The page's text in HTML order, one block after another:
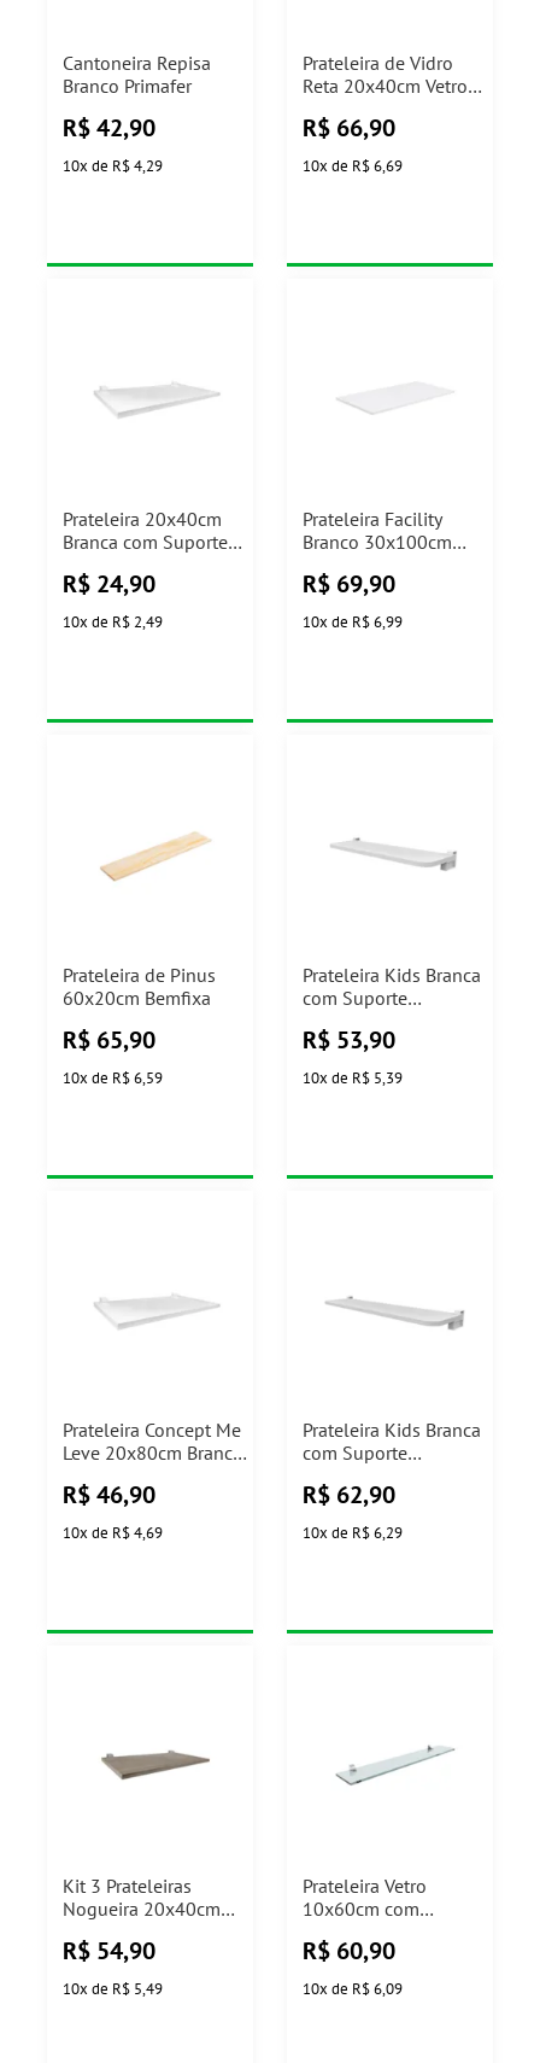
Cantoneira Repisa
Branco Primafer
R$ 42,90
10x de R$ 4,29
Prateleira de Vidro
Reta 20x40cm Vetro
Prat-K
R$ 66,90
10x de R$ 6,69
Prateleira 20x40cm
Branca com Suporte
R$ 24,90
10x de R$ 2,49
Prateleira Facility
Branco 30x100cm
R$ 69,90
10x de R$ 6,99
Prateleira de Pinus
60x20cm Bemfixa
R$ 65,90
10x de R$ 6,59
Prateleira Kids Branca
com Suporte
R$ 53,90
10x de R$ 5,39
Prateleira Concept Me
Leve 20x80cm Branca
Prat-k
R$ 46,90
10x de R$ 4,69
Prateleira Kids Branca
com Suporte
R$ 62,90
10x de R$ 6,29
Kit 3 Prateleiras
Nogueira 20x40cm
R$ 54,90
10x de R$ 5,49
Prateleira Vetro
10x60cm com
Prat-K
R$ 60,90
10x de R$ 6,09